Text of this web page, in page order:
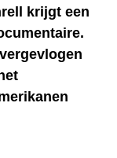
krijgt een